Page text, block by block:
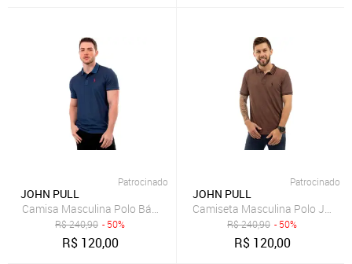
Patrocinado
JOHN PULL
Camisa Masculina Polo Básica Algodão Piquet Dia a Dia
R$240,90 - 50%
R$ 120,00
Patrocinado
JOHN PULL
Camiseta Masculina Polo John
R$240,90 - 50%
R$ 120,00